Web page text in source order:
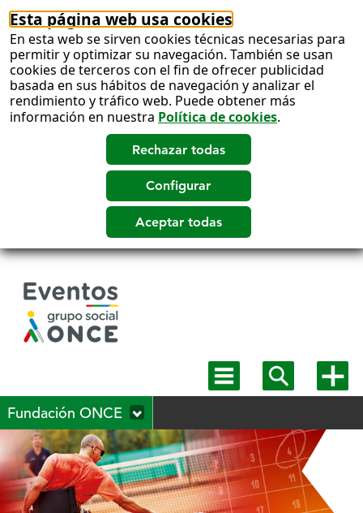
Esta página web usa cookies
En esta web se sirven cookies técnicas necesarias para
permitir y optimizar su navegación. También se usan
cookies de terceros con el fin de ofrecer publicidad
basada en sus hábitos de navegación y analizar el
rendimiento y tráfico web. Puede obtener más
información en nuestra Política de cookies.
Mostrar
menú
Mostrar
buscadormás
Fundación ONCE